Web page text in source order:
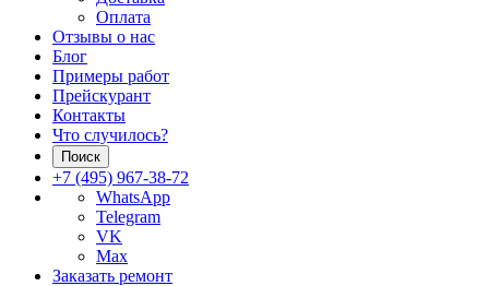
Оплата
Отзывы о нас
Блог
Примеры работ
Прейскурант
Контакты
Что случилось?
Поиск
+7 (495) 967-38-72
WhatsApp
Telegram
VK
Max
Заказать ремонт